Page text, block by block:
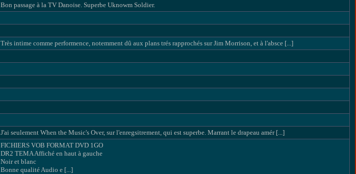
Bon passage à la TV Danoise. Superbe Uknowm Soldier.
Très intime comme performence, notemment dû aux plans trés rapprochés sur Jim Morrison, et à l'absce [...]
J'ai seulement When the Music's Over, sur l'enregsitrement, qui est superbe. Marrant le drapeau amér [...]
FICHIERS VOB FORMAT DVD 1GO
DR2 TEMA Affiché en haut à gauche
Noir et blanc
Bonne qualité Audio e [...]